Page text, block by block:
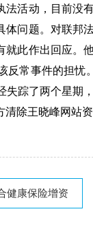
活动，目前没
问题。对联邦
此作出回应。
反常事件的担
失踪了两个星期
清除王晓峰网站
健康保险增资